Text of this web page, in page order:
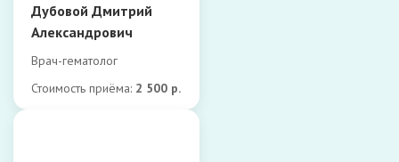
Дубовой Дмитрий
Александрович
Врач-гематолог
Стоимость приёма: 2 500 р.